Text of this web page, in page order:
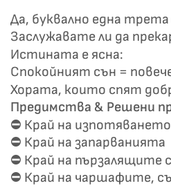
Да, буквално една
Заслужавате ли да
Истината е ясна:
Спокойният сън =
Хората, които спят
Предимства & Решени
⛔ Край на
⛔ Край на запарванията
⛔ Край на пързалящите
⛔ Край на чаршафите,